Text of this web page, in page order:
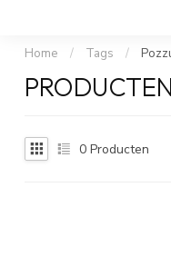
Home / Tags /
0 Producten